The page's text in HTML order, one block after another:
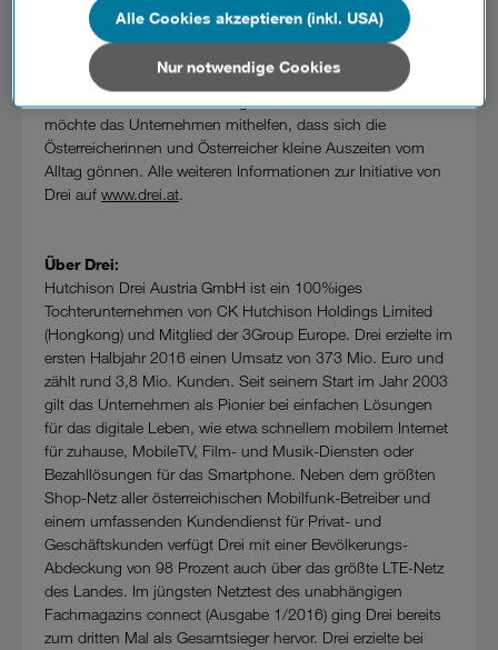
zugestellt.
Das Motto "Es geht auch anders." ist für Drei seit 2013
Anlass, um Festgefahrenes zu verändern und scheinbar
möchte das Unternehmen mithelfen, dass sich die
Österreicherinnen und Österreicher kleine Auszeiten vom
Alltag gönnen. Alle weiteren Informationen zur Initiative von
Drei auf www.drei.at.
Über Drei:
Hutchison Drei Austria GmbH ist ein 100%iges
Tochterunternehmen von CK Hutchison Holdings Limited
(Hongkong) und Mitglied der 3Group Europe. Drei erzielte im
ersten Halbjahr 2016 einen Umsatz von 373 Mio. Euro und
zählt rund 3,8 Mio. Kunden. Seit seinem Start im Jahr 2003
gilt das Unternehmen als Pionier bei einfachen Lösungen
für das digitale Leben, wie etwa schnellem mobilem Internet
für zuhause, MobileTV, Film- und Musik-Diensten oder
Bezahllösungen für das Smartphone. Neben dem größten
Shop-Netz aller österreichischen Mobilfunk-Betreiber und
einem umfassenden Kundendienst für Privat- und
Geschäftskunden verfügt Drei mit einer Bevölkerungs-
Abdeckung von 98 Prozent auch über das größte LTE-Netz
des Landes. Im jüngsten Netztest des unabhängigen
Fachmagazins connect (Ausgabe 1/2016) ging Drei bereits
zum dritten Mal als Gesamtsieger hervor. Drei erzielte bei
Wenn Sie allen Cookies zustimmen, werden auch Cookies
von Drittanbietern verarbeitet, die Ihre Daten in Ländern
außerhalb der europäischen Union (z.B. in den USA)
verarbeiten. Sie unterliegen keinem EU-konformen
Datenschutzniveau und es stehen keine wirksamen
Rechtsbehelfe zur Verfügung.
Cookies von Unternehmen in Drittstaaten, die ein ähnliches
Datenschutzniveau wie in der Europäischen Union aufweisen
Unternehmen behandelt.
Wenn Sie „Nur notwendige Cookies“ wählen, dann sind für
Sie nur jene Cookies im Einsatz, die zur Funktion dieser
Website unerlässlich sind.
Nur notwendige Cookies
Alle Cookies akzeptieren (inkl. USA)